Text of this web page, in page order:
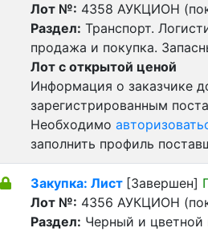
Лот №: 4358 АУКЦИОН
Раздел: Транспорт.
продажа и покупка.
Лот с открытой ценой
Информация о заказчике
зарегистрированным
Необходимо
заполнить профиль
Закупка: Лист [Завершен]
Лот №: 4356 АУКЦИОН
Раздел: Черный и цветной